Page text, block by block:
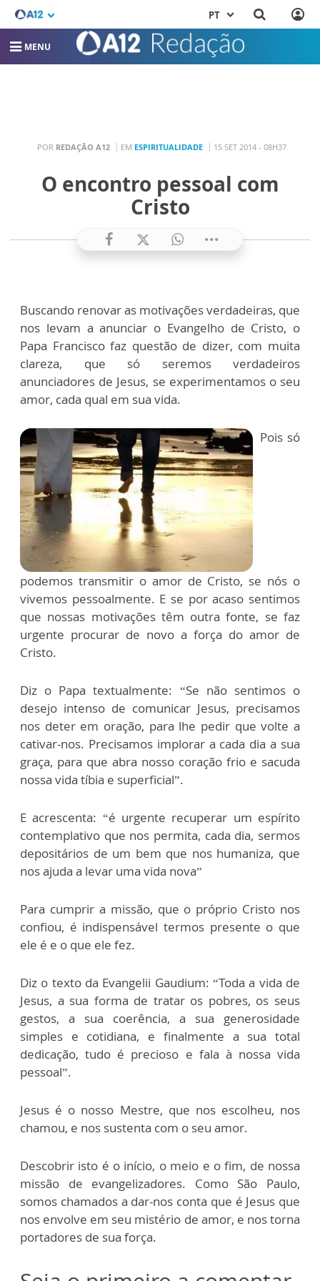
PT
MENU
POR REDAÇÃO A12 EM ESPIRITUALIDADE 15 SET 2014 - 08H37
O encontro pessoal com
Cristo
Buscando renovar as motivações verdadeiras, que
nos levam a anunciar o Evangelho de Cristo, o
Papa Francisco faz questão de dizer, com muita
clareza, que só seremos verdadeiros
anunciadores de Jesus, se experimentamos o seu
amor, cada qual em sua vida.
Pois só
podemos transmitir o amor de Cristo, se nós o
vivemos pessoalmente. E se por acaso sentimos
que nossas motivações têm outra fonte, se faz
urgente procurar de novo a força do amor de
Cristo.
Diz o Papa textualmente: “Se não sentimos o
desejo intenso de comunicar Jesus, precisamos
nos deter em oração, para lhe pedir que volte a
cativar-nos. Precisamos implorar a cada dia a sua
graça, para que abra nosso coração frio e sacuda
nossa vida tíbia e superficial”.
E acrescenta: “é urgente recuperar um espírito
contemplativo que nos permita, cada dia, sermos
depositários de um bem que nos humaniza, que
nos ajuda a levar uma vida nova”
Para cumprir a missão, que o próprio Cristo nos
confiou, é indispensável termos presente o que
ele é e o que ele fez.
Diz o texto da Evangelii Gaudium: “Toda a vida de
Jesus, a sua forma de tratar os pobres, os seus
gestos, a sua coerência, a sua generosidade
simples e cotidiana, e finalmente a sua total
dedicação, tudo é precioso e fala à nossa vida
pessoal”.
Jesus é o nosso Mestre, que nos escolheu, nos
chamou, e nos sustenta com o seu amor.
Descobrir isto é o início, o meio e o fim, de nossa
missão de evangelizadores. Como São Paulo,
somos chamados a dar-nos conta que é Jesus que
nos envolve em seu mistério de amor, e nos torna
portadores de sua força.